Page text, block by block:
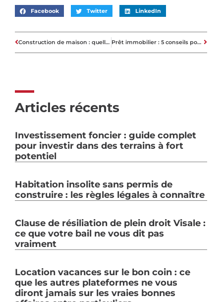
Facebook Twitter LinkedIn
Construction de maison : quelle étude de sol réaliser ? Prêt immobilier : 5 conseils pour mieux vous lancer
Articles récents
Investissement foncier : guide complet
pour investir dans des terrains à fort
potentiel
Habitation insolite sans permis de
construire : les règles légales à connaître
Clause de résiliation de plein droit Visale :
ce que votre bail ne vous dit pas
vraiment
Location vacances sur le bon coin : ce
que les autres plateformes ne vous
diront jamais sur les vraies bonnes